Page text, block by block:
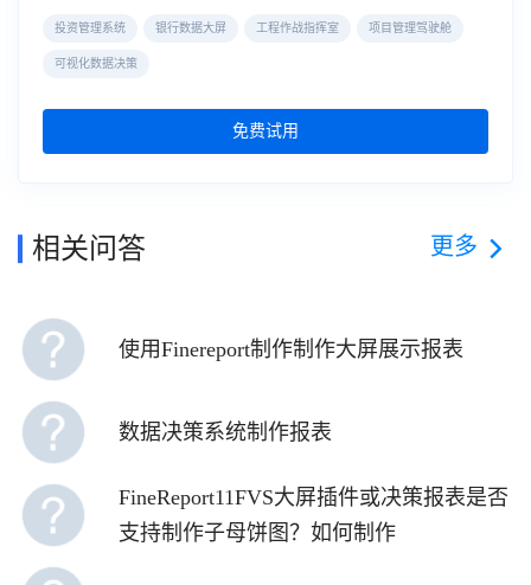
投资管理系统 银行数据大屏 工程作战指挥室 项目管理驾驶舱
可视化数据决策
免费试用
相关问答 更多
使用Finereport制作制作大屏展示报表
数据决策系统制作报表
FineReport11FVS大屏插件或决策报表是否
支持制作子母饼图？如何制作